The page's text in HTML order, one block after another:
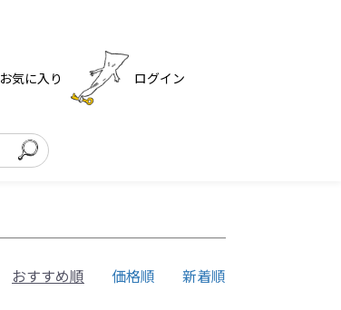
お気に入り ログイン
おすすめ順 価格順 新着順